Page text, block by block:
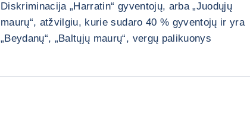
Diskriminacija „Harratin“ gyventojų, arba „Juodųjų
maurų“, atžvilgiu, kurie sudaro 40 % gyventojų ir yra
„Beydanų“, „Baltųjų maurų“, vergų palikuonys